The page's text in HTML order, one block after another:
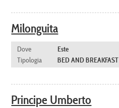
Milonguita
Dove
Este
Tipologia
BED AND BREAKFAST
Principe Umberto